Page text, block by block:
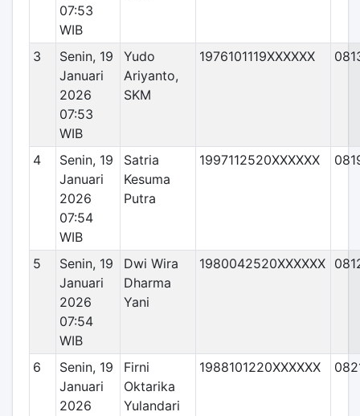
07:53
WIB
3
Senin, 19
Januari
2026
07:53
WIB
Yudo
Ariyanto,
SKM
1976101119XXXXXX
4
Senin, 19
Januari
2026
07:54
WIB
Satria
Kesuma
Putra
1997112520XXXXXX
5
Senin, 19
Januari
2026
07:54
WIB
Dwi Wira
Dharma
Yani
1980042520XXXXXX
6
Senin, 19
Januari
2026
Firni
Oktarika
Yulandari
1988101220XXXXXX